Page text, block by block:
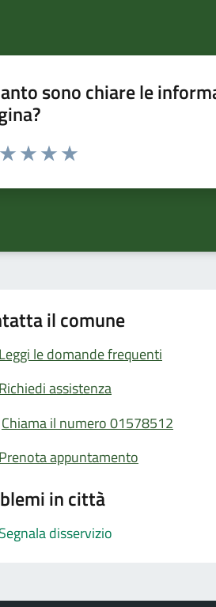
sono chiare le
da 1 a 5 stelle la pagina
il comune
Leggi le domande frequenti
Richiedi assistenza
Chiama il numero 01578512
Prenota appuntamento
in città
Segnala disservizio